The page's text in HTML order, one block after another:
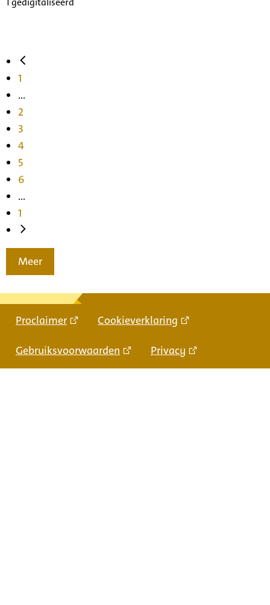
1
...
2
3
4
5
6
...
1
Meer
Proclaimer Cookieverklaring
Gebruiksvoorwaarden Privacy